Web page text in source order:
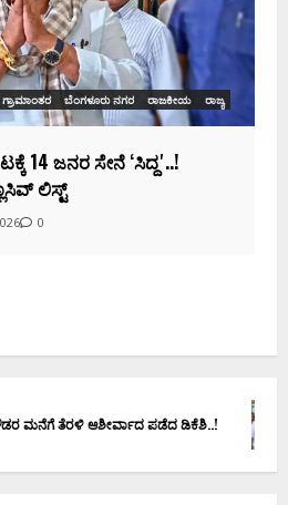
Ashwaveega June 3, 2026
ತೆರಳಿ ಆಶೀರ್ವಾದ ಪಡೆದ ಡಿಕೆಶಿ..!